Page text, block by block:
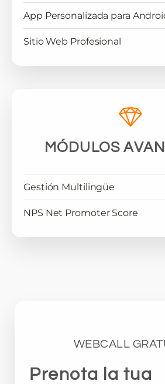
App Personalizada para
Sitio Web Profesional
MÓDULOS
Gestión Multilingüe
NPS Net Promoter Score
WEBCALL
Prenota la tua